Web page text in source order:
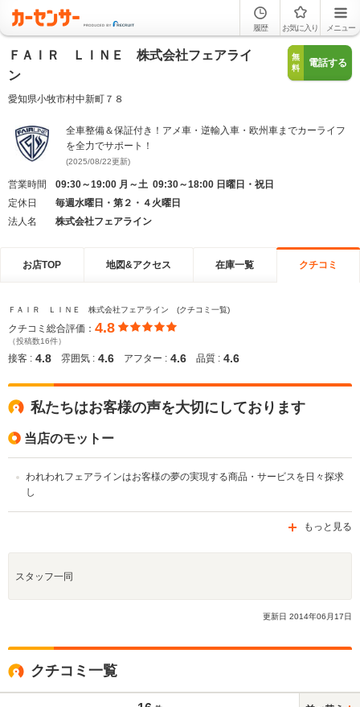
履歴 お気に入り メニュー
ＦＡＩＲ ＬＩＮＥ 株式会社フェアライ
ン
愛知県小牧市村中新町７８
無
料
電話する
全車整備＆保証付き！アメ車・逆輸入車・欧州車までカーライフ
を全力でサポート！
(2025/08/22更新)
営業時間
09:30～19:00 月～土 09:30～18:00 日曜日・祝日
定休日
毎週水曜日・第２・４火曜日
法人名
株式会社フェアライン
お店TOP 地図&アクセス 在庫一覧 クチコミ
ＦＡＩＲ ＬＩＮＥ 株式会社フェアライン (クチコミ一覧)
クチコミ総合評価： 4.8
（投稿数16件）
接客 : 4.8 雰囲気 : 4.6 アフター : 4.6 品質 : 4.6
私たちはお客様の声を大切にしております
当店のモットー
われわれフェアラインはお客様の夢の実現する商品・サービスを日々探求
し
もっと見る
スタッフ一同
更新日 2014年06 月 17日
クチコミ一覧